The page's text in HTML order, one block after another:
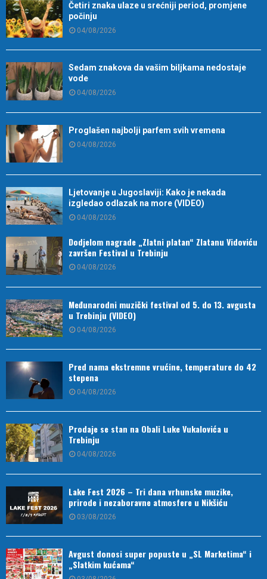
Četiri znaka ulaze u srećniji period, promjene
počinju
04/08/2026
Sedam znakova da vašim biljkama nedostaje
vode
04/08/2026
Proglašen najbolji parfem svih vremena
04/08/2026
Ljetovanje u Jugoslaviji: Kako je nekada
izgledao odlazak na more (VIDEO)
04/08/2026
Dodjelom nagrade „Zlatni platan“ Zlatanu Vidoviću
završen Festival u Trebinju
04/08/2026
Međunarodni muzički festival od 5. do 13. avgusta
u Trebinju (VIDEO)
04/08/2026
Pred nama ekstremne vrućine, temperature do 42
stepena
04/08/2026
Prodaje se stan na Obali Luke Vukalovića u
Trebinju
04/08/2026
Lake Fest 2026 – Tri dana vrhunske muzike,
prirode i nezaboravne atmosfere u Nikšiću
03/08/2026
Avgust donosi super popuste u „SL Marketima“ i
„Slatkim kućama“